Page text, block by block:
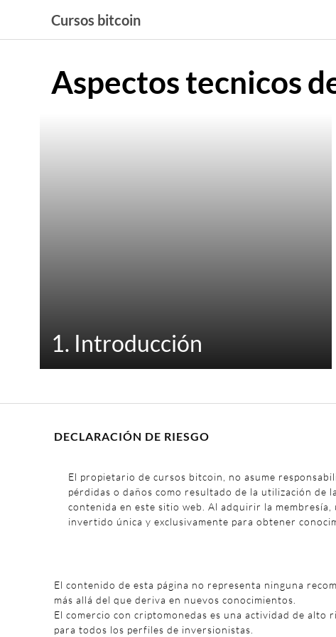
contenido
Cursos bitcoin
Aspectos tecnicos
1. Introducción
DECLARACIÓN DE RIESGO
El propietario de cursos bitcoin, no asume
pérdidas o daños como resultado de la utilización de
contenida en este sitio web. Al adquirir la membresía,
invertido única y exclusivamente para obtener
El contenido de esta página no representa ninguna
más allá del que deriva en nuevos conocimientos.
El comercio con criptomonedas es una actividad de alto
para todos los perfiles de inversionistas.